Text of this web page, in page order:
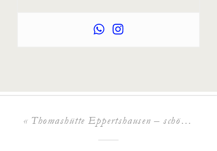
« Thomashütte Eppertshausen – schöne Hochzeitslocation